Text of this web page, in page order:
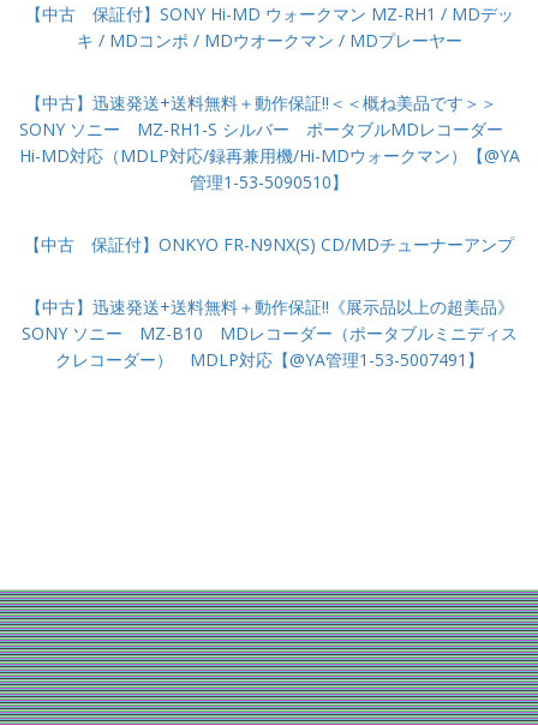
【中古 保証付】SONY Hi-MD ウォークマン MZ-RH1 / MDデッ
キ / MDコンポ / MDウオークマン / MDプレーヤー
【中古】迅速発送+送料無料＋動作保証!!＜＜概ね美品です＞＞
SONY ソニー MZ-RH1-S シルバー ポータブルMDレコーダー
Hi-MD対応（MDLP対応/録再兼用機/Hi-MDウォークマン）【@YA
管理1-53-5090510】
【中古 保証付】ONKYO FR-N9NX(S) CD/MDチューナーアンプ
【中古】迅速発送+送料無料＋動作保証!!《展示品以上の超美品》
SONY ソニー MZ-B10 MDレコーダー（ポータブルミニディス
クレコーダー） MDLP対応【@YA管理1-53-5007491】